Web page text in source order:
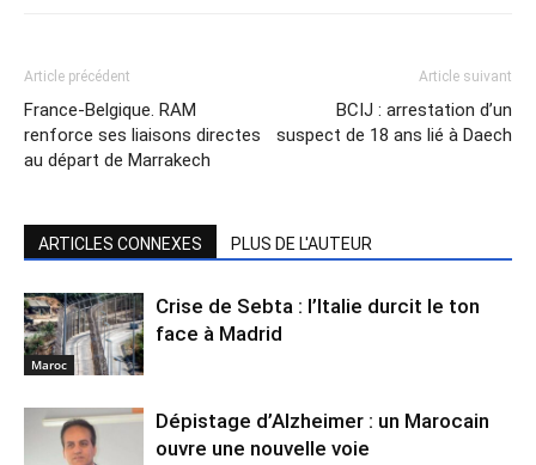
Article précédent
France-Belgique. RAM
renforce ses liaisons directes
au départ de Marrakech
Article suivant
BCIJ : arrestation d’un
suspect de 18 ans lié à Daech
ARTICLES CONNEXES PLUS DE L'AUTEUR
Maroc
Crise de Sebta : l’Italie durcit le ton
face à Madrid
Dépistage d’Alzheimer : un Marocain
ouvre une nouvelle voie